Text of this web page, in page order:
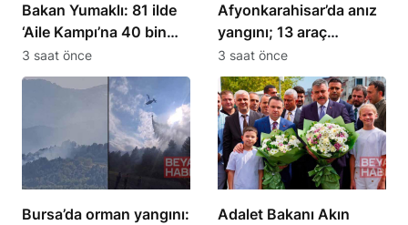
Bakan Yumaklı: 81 ilde
‘Aile Kampı’na 40 bin
kişi katıldı
3 saat önce
Afyonkarahisar’da anız
yangını; 13 araç
zincirleme kazaya
karıştı
3 saat önce
Bursa’da orman yangını:
Adalet Bakanı Akın